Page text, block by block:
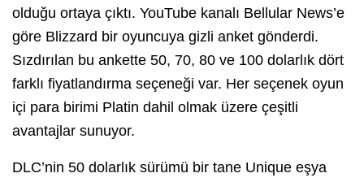
olduğu ortaya çıktı. YouTube kanalı Bellular News’e
göre Blizzard bir oyuncuya gizli anket gönderdi.
Sızdırılan bu ankette 50, 70, 80 ve 100 dolarlık dört
farklı fiyatlandırma seçeneği var. Her seçenek oyun
içi para birimi Platin dahil olmak üzere çeşitli
avantajlar sunuyor.
DLC’nin 50 dolarlık sürümü bir tane Unique eşya